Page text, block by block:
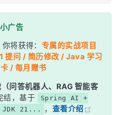
？广告
你将获得： 专属的实战项目
提问 / 简历修改 / Java 学习
/ 每月赠书
问答机器人、RAG 智能客
结，基于
Spring AI +
21...
， 查看介绍